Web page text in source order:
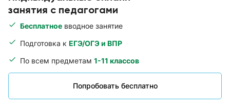
занятия с педагогами
Бесплатное вводное занятие
Подготовка к ЕГЭ/ОГЭ и ВПР
По всем предметам 1-11 классов
Попробовать бесплатно